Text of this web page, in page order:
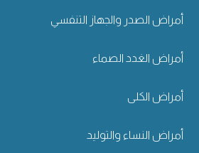
أمراض الصدر والجهاز التنفسي
أمراض الغدد الصماء
أمراض الكلى
أمراض النساء والتوليد